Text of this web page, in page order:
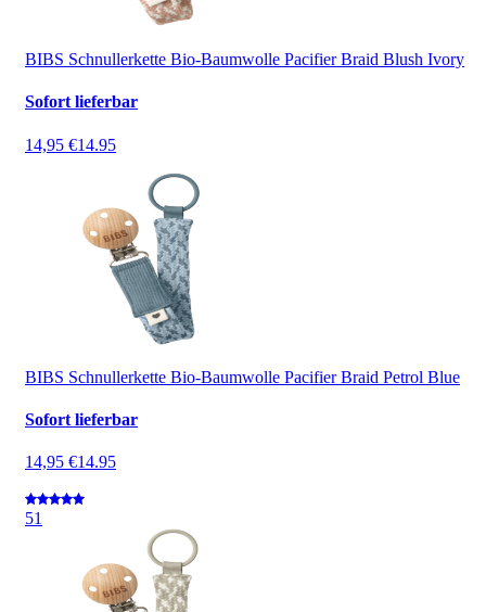
BIBS Schnullerkette Bio-Baumwolle Pacifier Braid Blush Ivory
Sofort lieferbar
14,95 €14.95
BIBS Schnullerkette Bio-Baumwolle Pacifier Braid Petrol Blue
Sofort lieferbar
14,95 €14.95
51